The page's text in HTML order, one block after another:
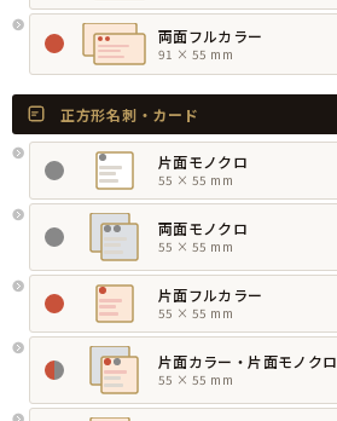
両面フルカラー
91 × 55 mm
正方形名刺・カード
片面モノクロ
55 × 55 mm
両面モノクロ
55 × 55 mm
片面フルカラー
55 × 55 mm
片面カラー・片面モノクロ
55 × 55 mm